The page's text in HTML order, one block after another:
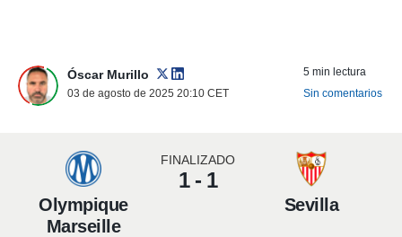
coste.
botón
nuestros
CONFIGURARÓscar Murillo
03 de agosto de 2025 20:10 CET
5 min lectura
Sin comentarios
Olympique
Marseille
FINALIZADO
1 - 1
Sevilla